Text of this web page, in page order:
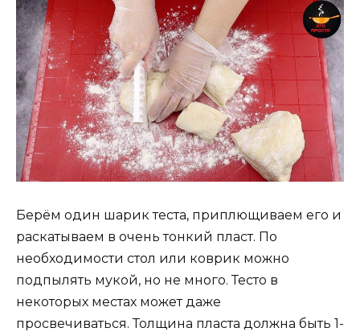
Берём один шарик теста, приплющиваем его и
раскатываем в очень тонкий пласт. По
необходимости стол или коврик можно
подпылять мукой, но не много. Тесто в
некоторых местах может даже
просвечиваться. Толщина пласта должна быть 1-